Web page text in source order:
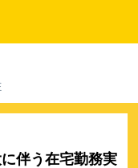
伴う在宅勤務実